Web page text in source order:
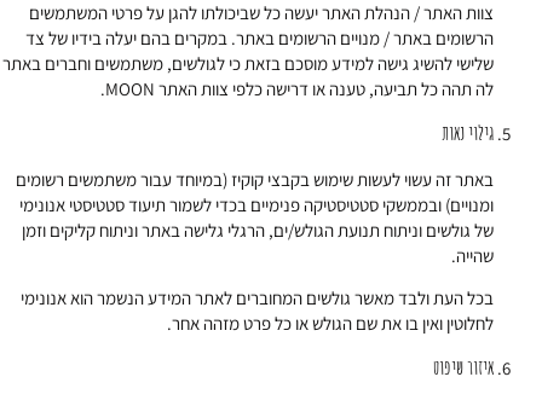
צוות האתר / הנהלת האתר יעשה כל שביכולתו להגן על פרטי המשתמשים
הרשומים באתר / מנויים הרשומים באתר. במקרים בהם יעלה בידיו של צד
שלישי להשיג גישה למידע מוסכם בזאת כי לגולשים, משתמשים וחברים באתר
לה תהה כל תביעה, טענה או דרישה כלפי צוות האתר MOON.
גילוי נאות
באתר זה עשוי לעשות שימוש בקבצי קוקיז (במיוחד עבור משתמשים רשומים
ומנויים) ובממשקי סטטיסטיקה פנימיים בכדי לשמור תיעוד סטטיסטי אנונימי
של גולשים וניתוח תנועת הגולש/ים, הרגלי גלישה באתר וניתוח קליקים וזמן
שהייה.
בכל העת ולבד מאשר גולשים המחוברים לאתר המידע הנשמר הוא אנונימי
לחלוטין ואין בו את שם הגולש או כל פרט מזהה אחר.
איזור שיפוט